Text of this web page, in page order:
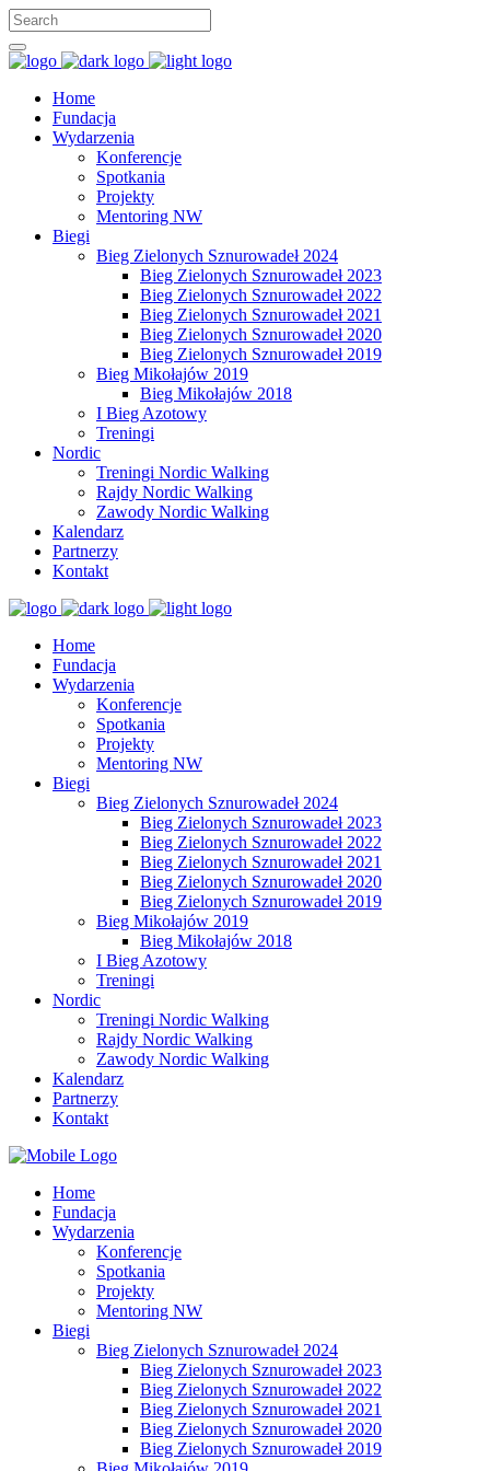
Home
Fundacja
Wydarzenia
Konferencje
Spotkania
Projekty
Mentoring NW
Biegi
Bieg Zielonych Sznurowadeł 2024
Bieg Zielonych Sznurowadeł 2023
Bieg Zielonych Sznurowadeł 2022
Bieg Zielonych Sznurowadeł 2021
Bieg Zielonych Sznurowadeł 2020
Bieg Zielonych Sznurowadeł 2019
Bieg Mikołajów 2019
Bieg Mikołajów 2018
I Bieg Azotowy
Treningi
Nordic
Treningi Nordic Walking
Rajdy Nordic Walking
Zawody Nordic Walking
Kalendarz
Partnerzy
Kontakt
Home
Fundacja
Wydarzenia
Konferencje
Spotkania
Projekty
Mentoring NW
Biegi
Bieg Zielonych Sznurowadeł 2024
Bieg Zielonych Sznurowadeł 2023
Bieg Zielonych Sznurowadeł 2022
Bieg Zielonych Sznurowadeł 2021
Bieg Zielonych Sznurowadeł 2020
Bieg Zielonych Sznurowadeł 2019
Bieg Mikołajów 2019
Bieg Mikołajów 2018
I Bieg Azotowy
Treningi
Nordic
Treningi Nordic Walking
Rajdy Nordic Walking
Zawody Nordic Walking
Kalendarz
Partnerzy
Kontakt
Home
Fundacja
Wydarzenia
Konferencje
Spotkania
Projekty
Mentoring NW
Biegi
Bieg Zielonych Sznurowadeł 2024
Bieg Zielonych Sznurowadeł 2023
Bieg Zielonych Sznurowadeł 2022
Bieg Zielonych Sznurowadeł 2021
Bieg Zielonych Sznurowadeł 2020
Bieg Zielonych Sznurowadeł 2019